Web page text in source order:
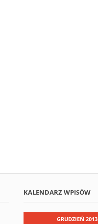
KALENDARZ WPISÓW
GRUDZIEŃ 2013